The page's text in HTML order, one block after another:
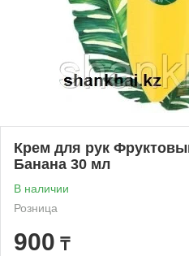
Крем для рук
Банана 30 мл
В наличии
Розница
900 ₸